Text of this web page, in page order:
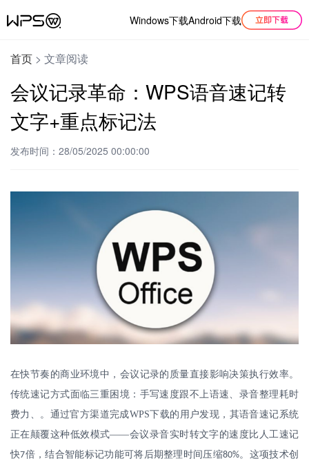
Windows下载Android下载
首页 > 文章阅读
会议记录革命：WPS语音速记转
文字+重点标记法
发布时间：28/05/2025 00:00:00
在快节奏的商业环境中，会议记录的质量直接影响决策执行效率。
传统速记方式面临三重困境：手写速度跟不上语速、录音整理耗时
费力、。通过官方渠道完成WPS下载的用户发现，其语音速记系统
正在颠覆这种低效模式——会议录音实时转文字的速度比人工速记
快7倍，结合智能标记功能可将后期整理时间压缩80%。这项技术创